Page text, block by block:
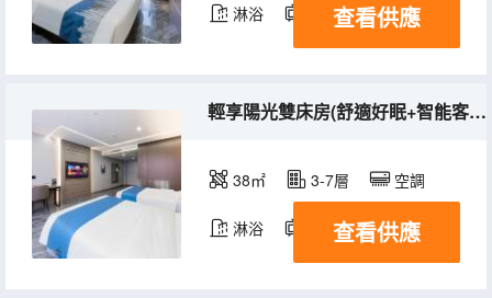
淋浴 電視機
查看供應
輕享陽光雙床房(舒適好眠+智能客控+靜享空間）
38㎡ 3-7層 空調
淋浴 電視機
查看供應